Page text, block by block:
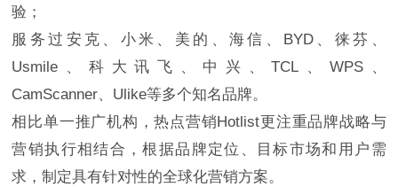
验；
服务过安克、小米、美的、海信、BYD、徕芬、
Usmile、科大讯飞、中兴、TCL、WPS、
CamScanner、Ulike等多个知名品牌。
相比单一推广机构，热点营销Hotlist更注重品牌战略与
营销执行相结合，根据品牌定位、目标市场和用户需
求，制定具有针对性的全球化营销方案。